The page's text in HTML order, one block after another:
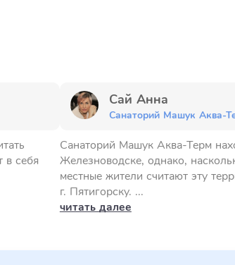
в себя
Сай Анна
Санаторий Машук Аква-
Санаторий Машук Аква-Терм
Железноводске, однако,
местные жители считают эту
г. Пятигорску. ...
читать далее